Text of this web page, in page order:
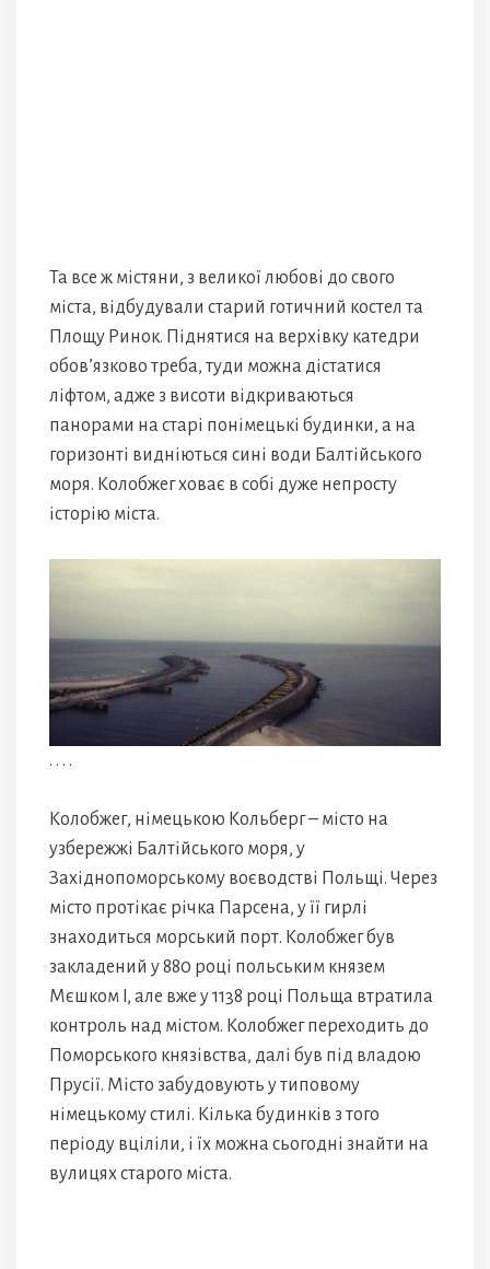
Та все ж містяни, з великої любові до свого
міста, відбудували старий готичний костел та
Площу Ринок. Піднятися на верхівку катедри
обов’язково треба, туди можна дістатися
ліфтом, адже з висоти відкриваються
панорами на старі понімецькі будинки, а на
горизонті видніються сині води Балтійського
моря. Колобжег ховає в собі дуже непросту
історію міста.
. . . .
Колобжег, німецькою Кольберг – місто на
узбережжі Балтійського моря, у
Західнопоморському воєводстві Польщі. Через
місто протікає річка Парсена, у її гирлі
знаходиться морський порт. Колобжег був
закладений у 880 році польським князем
Мєшком I, але вже у 1138 році Польща втратила
контроль над містом. Колобжег переходить до
Поморського князівства, далі був під владою
Прусії. Місто забудовують у типовому
німецькому стилі. Кілька будинків з того
періоду вціліли, і їх можна сьогодні знайти на
вулицях старого міста.